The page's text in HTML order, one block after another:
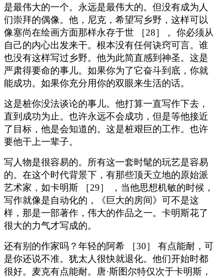
是最伟大的一个。永远是最伟大的。但没有成为人
们崇拜的偶像。他，尼克，希望写乡野，这样可以
像塞尚在绘画方面那样永存于世 ［28］ 。你必须从
自己的内心出发来干。根本没有任何诀窍可言。谁
也没有这样写过乡野。他为此简直感到神圣。这是
严肃得要命的事儿。如果你为了它奋斗到底，你就
能成功。如果你充分用你的双眼来生活的话。
这是桩你没法谈论的事儿。他打算一直写作下去，
直到成功为止。也许永远不会成功，但是等他接近
了目标，他是会知道的。这是桩艰巨的工作。也许
要他干上一辈子。
写人物是很容易的。所有这一套时髦的玩艺是容易
的。在这个时代背景下，有那些顶天立地的原始派
艺术家，如卡明斯 ［29］ ，当他思想机敏的时候，
写作就像是自动化的，《巨大的房间》可不是这
样，那是一部著作，伟大的作品之一。卡明斯花了
很大的力气才写成的。
还有别的作家吗？年轻的阿希 ［30］ 有点能耐，可
是你还说不准。犹太人很快就退化。他们开始时都
很好。麦克有点能耐。唐·斯图尔特仅次于卡明斯，